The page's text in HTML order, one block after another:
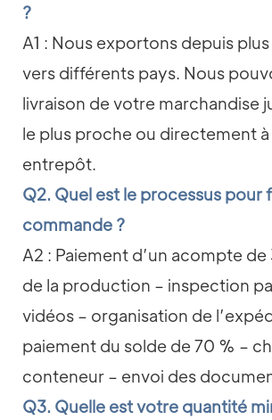
?
A1 : Nous exportons depuis plus
vers différents pays. Nous
livraison de votre marchandise
le plus proche ou directement
entrepôt.
Q2. Quel est le processus pour
commande ?
A2 : Paiement d’un acompte
de la production – inspection
vidéos – organisation de
paiement du solde de 70 % –
conteneur – envoi des
Q3. Quelle est votre quantité